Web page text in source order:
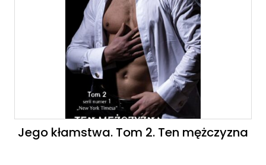
Jego kłamstwa. Tom 2. Ten mężczyzna